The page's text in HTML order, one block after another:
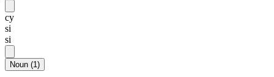
cy
si
si
Noun (1)